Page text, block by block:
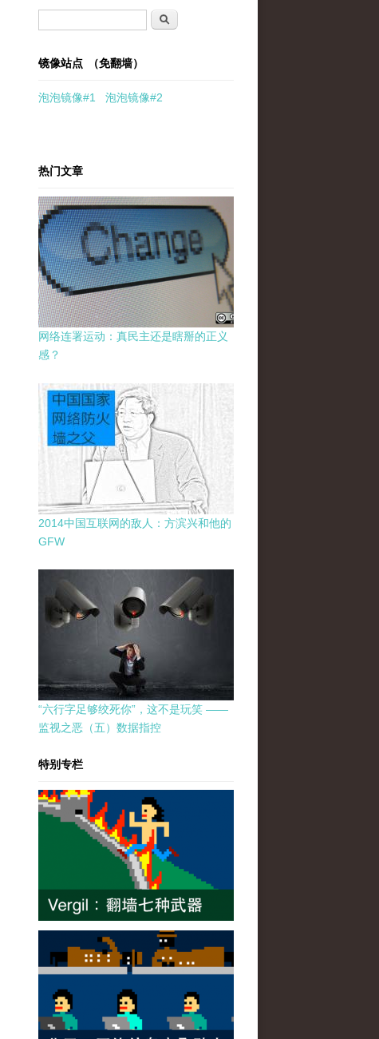
搜索
镜像站点 （免翻墙）
泡泡镜像#1 泡泡镜像#2
热门文章
网络连署运动：真民主还是瞎掰的正义
感？
2014中国互联网的敌人：方滨兴和他的
GFW
“六行字足够绞死你”，这不是玩笑 ——
监视之恶（五）数据指控
特别专栏